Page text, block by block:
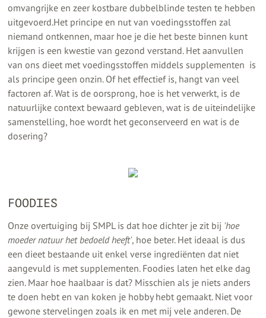
omvangrijke en zeer kostbare dubbelblinde testen te hebben
uitgevoerd.Het principe en nut van voedingsstoffen zal
niemand ontkennen, maar hoe je die het beste binnen kunt
krijgen is een kwestie van gezond verstand. Het aanvullen
van ons dieet met voedingsstoffen middels supplementen is
als principe geen onzin. Of het effectief is, hangt van veel
factoren af. Wat is de oorsprong, hoe is het verwerkt, is de
natuurlijke context bewaard gebleven, wat is de uiteindelijke
samenstelling, hoe wordt het geconserveerd en wat is de
dosering?
FOODIES
Onze overtuiging bij SMPL is dat hoe dichter je zit bij 'hoe
moeder natuur het bedoeld heeft', hoe beter. Het ideaal is dus
een dieet bestaande uit enkel verse ingrediënten dat niet
aangevuld is met supplementen. Foodies laten het elke dag
zien. Maar hoe haalbaar is dat? Misschien als je niets anders
te doen hebt en van koken je hobby hebt gemaakt. Niet voor
gewone stervelingen zoals ik en met mij vele anderen. De